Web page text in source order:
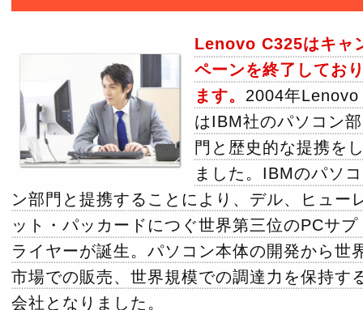
Lenovo C325はキャ
ペーンを終了してお
ます。 2004年Lenovo
はIBM社のパソコン部
門と歴史的な提携を
ました。IBMのパソコ
ン部門と提携することにより、デル、ヒュー
ット・パッカードにつぐ世界第三位のPCサプ
ライヤーが誕生。パソコン本体の開発から世
市場での販売、世界規模での調達力を保持す
会社となりました。